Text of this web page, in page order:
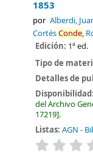
1853
por Alberdi,
CortésConde,
Edición: 1ª ed.
Tipo de
Detalles de
del Archivo
17219 .
Listas: AGN -
valoración